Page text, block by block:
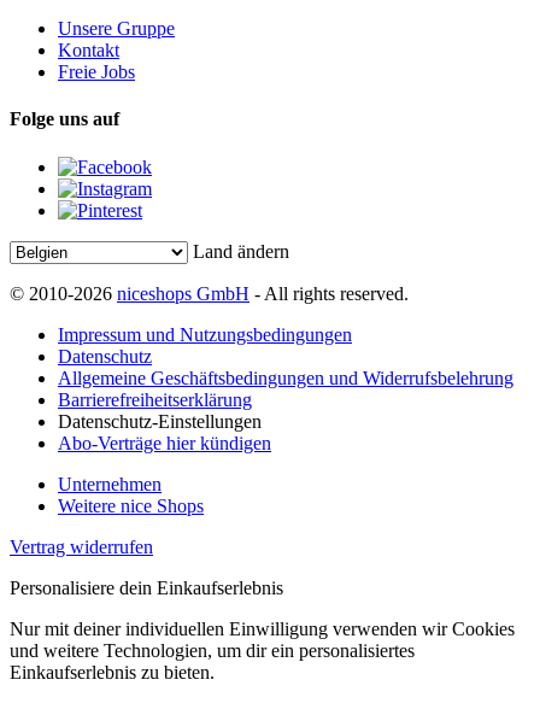
Unsere Gruppe
Kontakt
Freie Jobs
Folge uns auf
Land ändern
© 2010-2026 niceshops GmbH - All rights reserved.
Impressum und Nutzungsbedingungen
Datenschutz
Allgemeine Geschäftsbedingungen und Widerrufsbelehrung
Barrierefreiheitserklärung
Datenschutz-Einstellungen
Abo-Verträge hier kündigen
Unternehmen
Weitere nice Shops
Vertrag widerrufen
Personalisiere dein Einkaufserlebnis
Nur mit deiner individuellen Einwilligung verwenden wir Cookies
und weitere Technologien, um dir ein personalisiertes
Einkaufserlebnis zu bieten.